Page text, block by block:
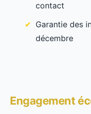
contact
Garantie des
décembre
Engagement